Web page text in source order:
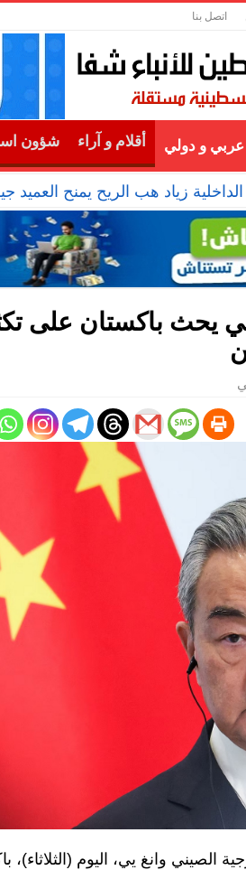
اتصل بنا
عربي و دولي أقلام و آراء شؤون
زياد هب الريح يمنح العميد
يحث باكستان على
الصيني وانغ يي، اليوم (الثلاثاء)،